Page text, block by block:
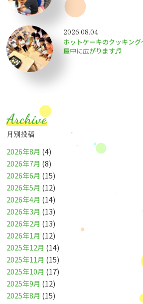
2026.08.04
ホットケーキのクッキン
屋中に広がります♬
Archive
月別投稿
2026年8月 (4)
2026年7月 (8)
2026年6月 (15)
2026年5月 (12)
2026年4月 (14)
2026年3月 (13)
2026年2月 (13)
2026年1月 (12)
2025年12月 (14)
2025年11月 (15)
2025年10月 (17)
2025年9月 (12)
2025年8月 (15)